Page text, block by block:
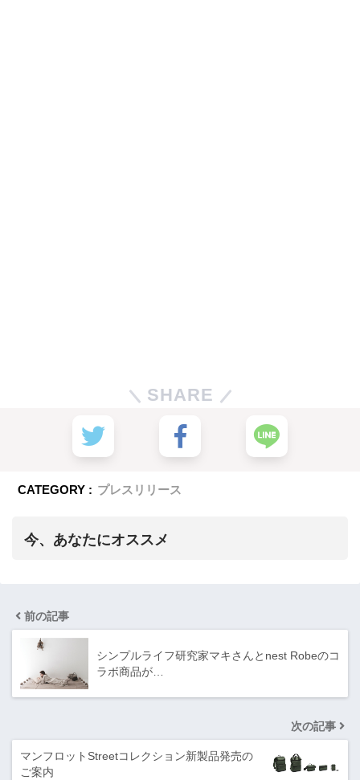
SHARE
CATEGORY : プレスリリース
今、あなたにオススメ
前の記事
シンプルライフ研究家マキさんとnest Robeのコ
ラボ商品が…
次の記事
マンフロットStreetコレクション新製品発売の
ご案内